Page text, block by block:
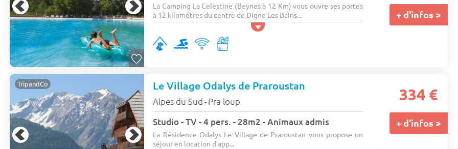
La Camping La Celestine (Beynes à 12 Km) vous ouvre ses portes
à 12 kilomètres du centre de Digne Les Bains...
+ d'infos >
TripandCo Le Village Odalys de Praroustan
Alpes du Sud - Pra loup
Studio - TV - 4 pers. - 28m2 - Animaux admis
La Résidence Odalys Le Village de Praroustan vous propose un
séjour en location d’app...
334 €
+ d'infos >